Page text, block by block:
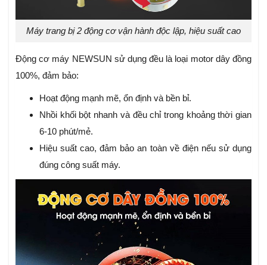
Máy trang bị 2 động cơ vận hành độc lập, hiệu suất cao
Động cơ máy NEWSUN sử dụng đều là loại motor dây đồng
100%, đảm bảo:
Hoạt động mạnh mẽ, ổn định và bền bỉ.
Nhồi khối bột nhanh và đều chỉ trong khoảng thời gian
6-10 phút/mẻ.
Hiệu suất cao, đảm bảo an toàn về điện nếu sử dụng
đúng công suất máy.